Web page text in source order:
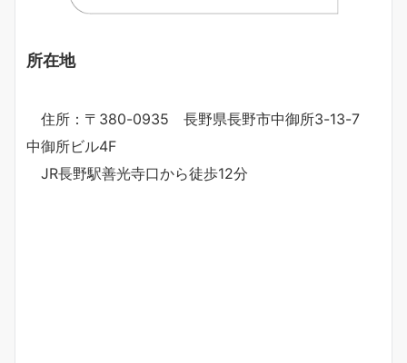
所在地
住所：〒380-0935 長野県長野市中御所3-13-7
中御所ビル4F
JR長野駅善光寺口から徒歩12分